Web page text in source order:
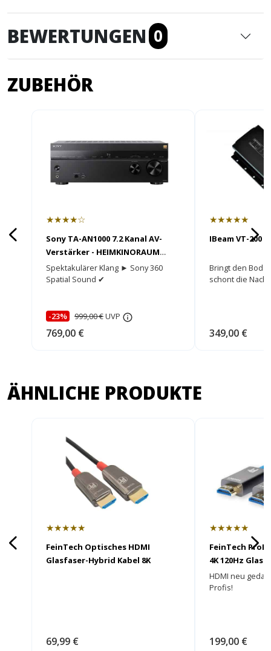
BEWERTUNGEN 0
ZUBEHÖR
★★★★☆
Sony TA-AN1000 7.2 Kanal AV-
Verstärker - HEIMKINORAUM
Edition
Spektakulärer Klang ► Sony 360
Spatial Sound ✔
-23% 999,00 €UVP
769,00 €
★★★★★
IBeam VT-200
Bringt den
schont die
349,00 €
ÄHNLICHE PRODUKTE
★★★★★
FeinTech Optisches HDMI
Glasfaser-Hybrid Kabel 8K
69,99 €
★★★★★
FeinTech
4K 120Hz
HDMI neu
Profis!
199,00 €